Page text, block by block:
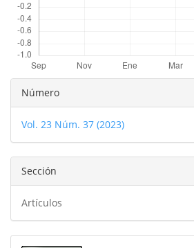
Detalles
del
artículo
Número
Vol. 23 Núm. 37 (2023)
Sección
Artículos